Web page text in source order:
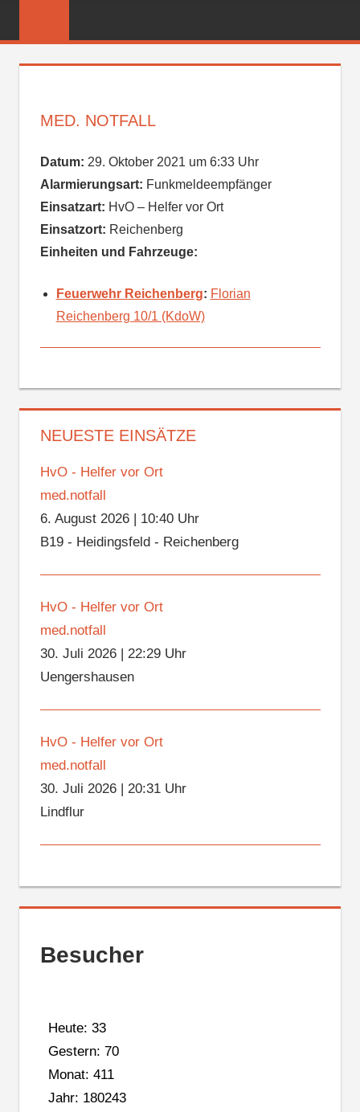
FEUERWEHR
MED. NOTFALL
Datum: 29. Oktober 2021 um 6:33 Uhr
Alarmierungsart: Funkmeldeempfänger
Einsatzart: HvO – Helfer vor Ort
Einsatzort: Reichenberg
Einheiten und Fahrzeuge:
Feuerwehr Reichenberg: Florian
Reichenberg 10/1 (KdoW)
NEUESTE EINSÄTZE
HvO - Helfer vor Ort
med.notfall
6. August 2026| 10:40 Uhr
B19 - Heidingsfeld - Reichenberg
HvO - Helfer vor Ort
med.notfall
30. Juli 2026| 22:29 Uhr
Uengershausen
HvO - Helfer vor Ort
med.notfall
30. Juli 2026| 20:31 Uhr
Lindflur
Besucher
Heute: 33
Gestern: 70
Monat: 411
Jahr: 180243